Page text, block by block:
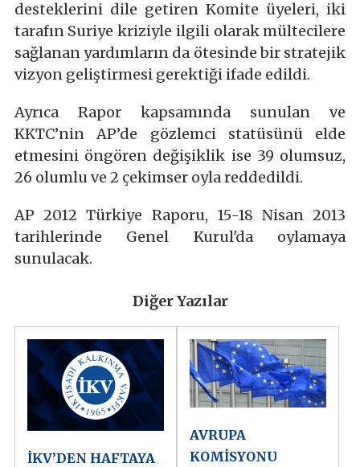
desteklerini dile getiren Komite üyeleri, iki
tarafın Suriye kriziyle ilgili olarak mültecilere
sağlanan yardımların da ötesinde bir stratejik
vizyon geliştirmesi gerektiği ifade edildi.
Ayrıca Rapor kapsamında sunulan ve
KKTC’nin AP’de gözlemci statüsünü elde
etmesini öngören değişiklik ise 39 olumsuz,
26 olumlu ve 2 çekimser oyla reddedildi.
AP 2012 Türkiye Raporu, 15-18 Nisan 2013
tarihlerinde Genel Kurul'da oylamaya
sunulacak.
Diğer Yazılar
İKV’DEN HAFTAYA
AVRUPA
KOMİSYONU